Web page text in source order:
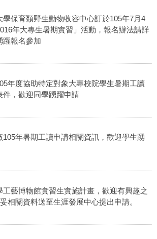
保育類野生動物收容中心訂於105年7月4
年大專生暑期實習」活動，報名辦法請詳
躍報名參加
年度協助特定對象大專校院學生暑期工讀
件，歡迎同學踴躍申請
年暑期工讀申請相關資訊，歡迎學生踴
藝博物館實習生實施計畫，歡迎有興趣之
相關資料送至生涯發展中心提出申請。